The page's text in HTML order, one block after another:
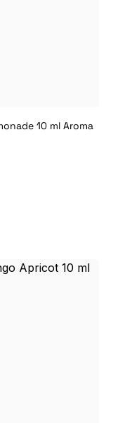
10 ml Aroma